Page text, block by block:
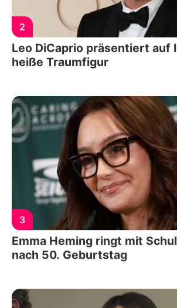
2
Leo DiCaprio präsentiert auf
heiße Traumfigur
3
Emma Heming ringt mit
nach 50. Geburtstag